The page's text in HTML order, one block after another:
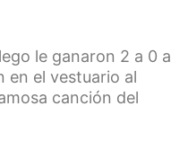
le ganaron 2 a 0 a
en el vestuario al
canción del